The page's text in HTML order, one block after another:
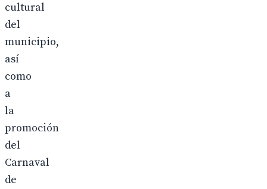
cultural
del
municipio,
así
como
a
la
promoción
del
Carnaval
de